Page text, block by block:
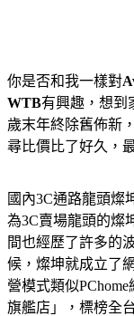
你是否和我一樣對
WTB有興趣，想到
歲末年終除舊佈新
尋比價比了好久，
國內3C通路龍頭燦
為3C賣場龍頭的燦
間也經歷了許多的
候，燦坤就成立了
營模式類似
旗艦店」，標榜全